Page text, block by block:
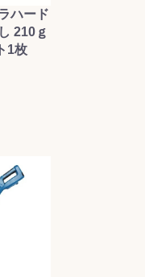
ハード
210ｇ
1枚